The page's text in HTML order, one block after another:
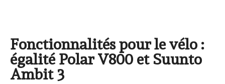
Fonctionnalités pour le vélo :
égalité Polar V800 et Suunto
Ambit 3